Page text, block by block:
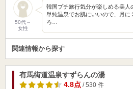
50代～
女性
韓国プチ旅行気分が楽しめる美人
単純温泉でお肌にいいので、月
ろ…
関連情報から探す
有馬街道温泉すずらんの湯
4.8点/ 530 件